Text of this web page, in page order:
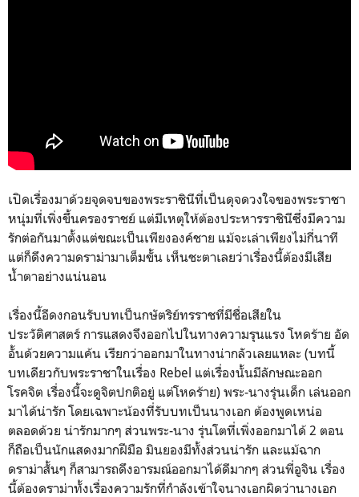
เปิดเรื่องมาด้วยจุดจบของพระราชินีที่เป็นดุจดวงใจของพระราชา
หนุ่มที่เพิ่งขึ้นครองราชย์ แต่มีเหตุให้ต้องประหารราชินีซึ่งมีความ
รักต่อกันมาตั้งแต่ขณะเป็นเพียงองค์ชาย แม้จะเล่าเพียงไม่กี่นาที
แต่ก็ดึงความดราม่ามาเต็มขั้น เห็นชะตาเลยว่าเรื่องนี้ต้องมีเสีย
น้ำตาอย่างแน่นอน
เรื่องนี้อีดงกอนรับบทเป็นกษัตริย์ทรราชที่มีชื่อเสียใน
ประวัติศาสตร์ การแสดงจึงออกไปในทางความรุนแรง โหดร้าย อัด
อั้นด้วยความแค้น เรียกว่าออกมาในทางน่ากลัวเลยแหละ (บทนี้
บทเดียวกับพระราชาในเรื่อง Rebel แต่เรื่องนั้นมีลักษณะออก
โรคจิต เรื่องนี้จะดูจิตปกติอยู่ แต่โหดร้าย) พระ-นางรุ่นเด็ก เล่นออก
มาได้น่ารัก โดยเฉพาะน้องที่รับบทเป็นนางเอก ต้องพูดเหน่อ
ตลอดด้วย น่ารักมากๆ ส่วนพระ-นาง รุ่นโตที่เพิ่งออกมาได้ 2 ตอน
ก็ถือเป็นนักแสดงมากฝีมือ มินยองมีทั้งส่วนน่ารัก และแม้ฉาก
ดราม่าสั้นๆ ก็สามารถดึงอารมณ์ออกมาได้ดีมากๆ ส่วนพี่อูจิน เรื่อง
นี้ต้องดราม่าทั้งเรื่องความรักที่กำลังเข้าใจนางเอกผิดว่านางเอก